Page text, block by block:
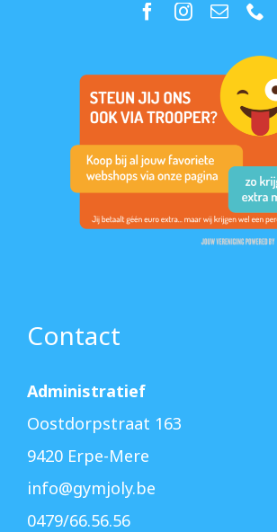
Contact
Administratief
Oostdorpstraat 163
9420 Erpe-Mere
info@gymjoly.be
0479/66.56.56